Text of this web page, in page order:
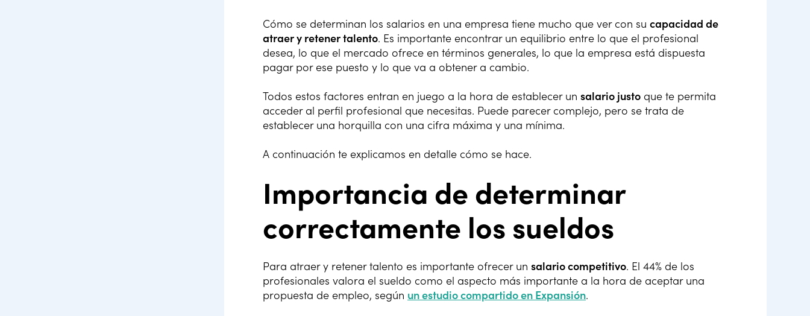
Cómo se determinan los salarios en una empresa tiene mucho que ver con su capacidad de
atraer y retener talento. Es importante encontrar un equilibrio entre lo que el profesional
desea, lo que el mercado ofrece en términos generales, lo que la empresa está dispuesta
pagar por ese puesto y lo que va a obtener a cambio.
Todos estos factores entran en juego a la hora de establecer un salario justo que te permita
acceder al perfil profesional que necesitas. Puede parecer complejo, pero se trata de
establecer una horquilla con una cifra máxima y una mínima.
A continuación te explicamos en detalle cómo se hace.
Importancia de determinar
correctamente los sueldos
Para atraer y retener talento es importante ofrecer un salario competitivo. El 44% de los
profesionales valora el sueldo como el aspecto más importante a la hora de aceptar una
propuesta de empleo, según un estudio compartido en Expansión.